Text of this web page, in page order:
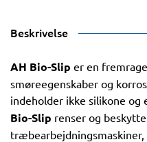
Beskrivelse
AH Bio-Slip er en
smøreegenskaber og
indeholder ikke silikone og
Bio-Slip renser og